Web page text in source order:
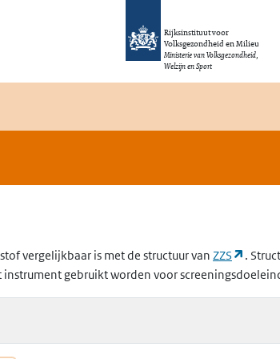
Rijksinstituut voor
Volksgezondheid en Milieu
Ministerie van Volksgezondheid,
Welzijn en Sport
vergelijkbaar is met de structuur van ZZS
.
gebruikt worden voor